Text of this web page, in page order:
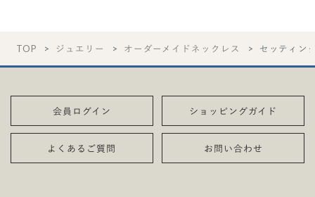
TOP ジュエリー オーダーメイドネックレス セッティン
会員ログイン ショッピングガイド
よくあるご質問 お問い合わせ